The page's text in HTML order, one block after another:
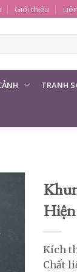
Giới thiệu
TRANH
Kích
Chất